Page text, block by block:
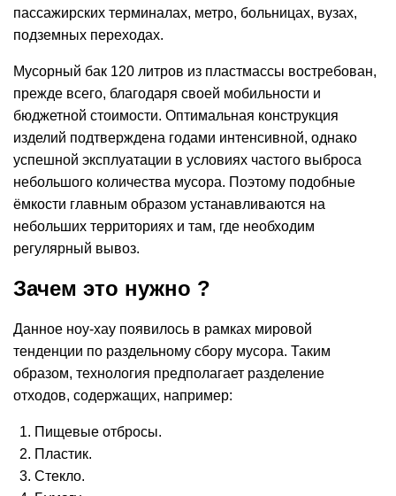
пассажирских терминалах, метро, больницах, вузах,
подземных переходах.
Мусорный бак 120 литров из пластмассы востребован,
прежде всего, благодаря своей мобильности и
бюджетной стоимости. Оптимальная конструкция
изделий подтверждена годами интенсивной, однако
успешной эксплуатации в условиях частого выброса
небольшого количества мусора. Поэтому подобные
ёмкости главным образом устанавливаются на
небольших территориях и там, где необходим
регулярный вывоз.
Зачем это нужно ?
Данное ноу-хау появилось в рамках мировой
тенденции по раздельному сбору мусора. Таким
образом, технология предполагает разделение
отходов, содержащих, например:
Пищевые отбросы.
Пластик.
Стекло.